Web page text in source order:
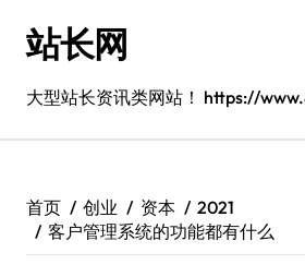
站长网
大型站长资讯类网站！ https://
首页 创业 资本
2021
客户管理系统的功能都有什么